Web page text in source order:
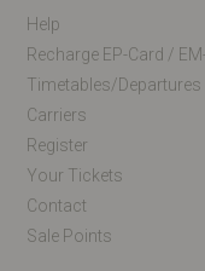
Help
Timetables/departures
Carriers
Register
Your Tickets
Contact
Sale Points